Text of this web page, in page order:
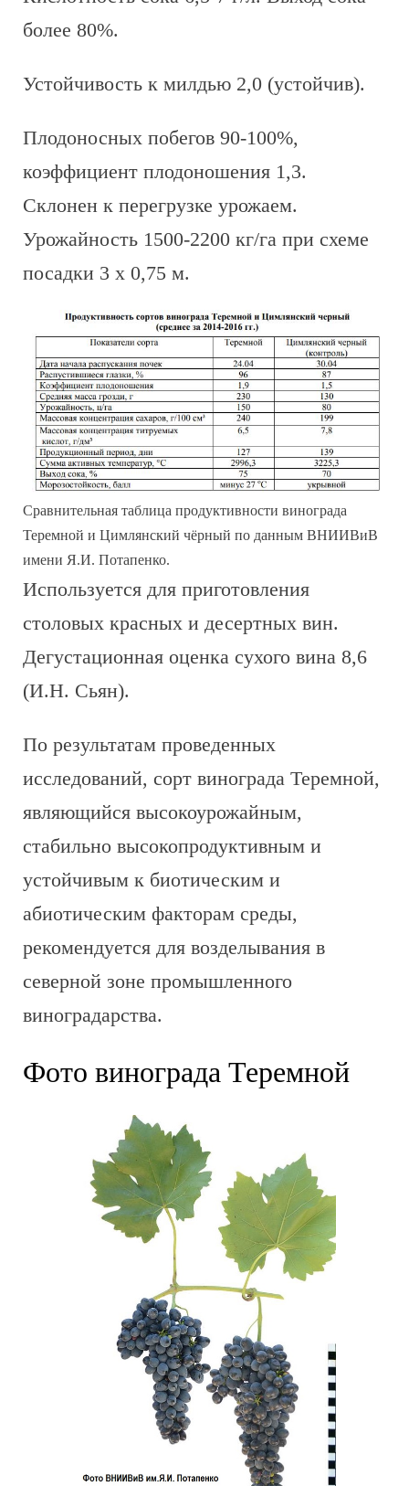
более 80%.
Устойчивость к милдью 2,0 (устойчив).
Плодоносных побегов 90-100%,
коэффициент плодоношения 1,3.
Склонен к перегрузке урожаем.
Урожайность 1500-2200 кг/га при схеме
посадки 3 х 0,75 м.
Сравнительная таблица продуктивности винограда
Теремной и Цимлянский чёрный по данным ВНИИВиВ
имени Я.И. Потапенко.
Используется для приготовления
столовых красных и десертных вин.
Дегустационная оценка сухого вина 8,6
(И.Н. Сьян).
По результатам проведенных
исследований, сорт винограда Теремной,
являющийся высокоурожайным,
стабильно высокопродуктивным и
устойчивым к биотическим и
абиотическим факторам среды,
рекомендуется для возделывания в
северной зоне промышленного
виноградарства.
Фото винограда Теремной